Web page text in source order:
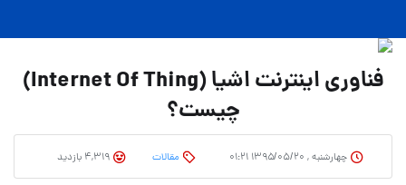
فناوری اینترنت اشیا (Internet Of Thing)
چیست؟
چهارشنبه , ۱۳۹۵/۰۵/۲۰ ۰۱:۲۱ مقالات